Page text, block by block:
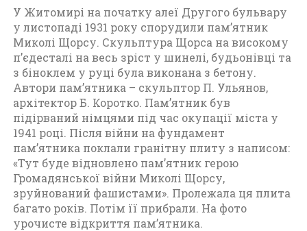
о
п
о
ч
а
т
к
у
Д
р
у
г
о
ї
с
У Житомирі на початку алеї Другого бульвару
у листопаді 1931 року спорудили пам’ятник
Миколі Щорсу. Скульптура Щорса на високому
п’єдесталі на весь зріст у шинелі, будьонівці та
з біноклем у руці була виконана з бетону.
Автори пам’ятника – скульптор П. Ульянов,
архітектор Б. Коротко. Пам’ятник був
підірваний німцями під час окупації міста у
1941 році. Після війни на фундамент
пам’ятника поклали гранітну плиту з написом:
«Тут буде відновлено пам’ятник герою
Громадянської війни Миколі Щорсу,
зруйнований фашистами». Пролежала ця плита
багато років. Потім її прибрали. На фото
урочисте відкриття пам’ятника.